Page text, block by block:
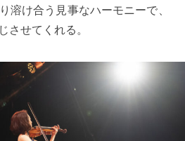
溶け合う見事なハーモニーで、
させてくれる。